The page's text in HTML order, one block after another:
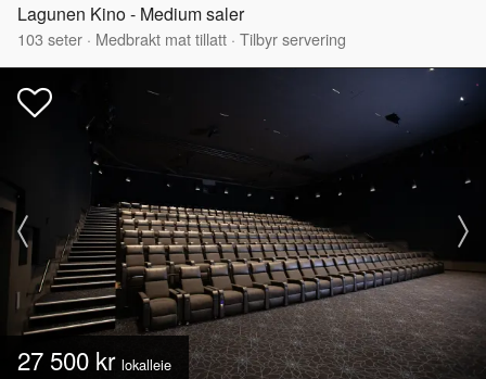
Lagunen Kino - Medium saler
103 seter · Medbrakt mat tillatt · Tilbyr servering
27 500 kr lokalleie